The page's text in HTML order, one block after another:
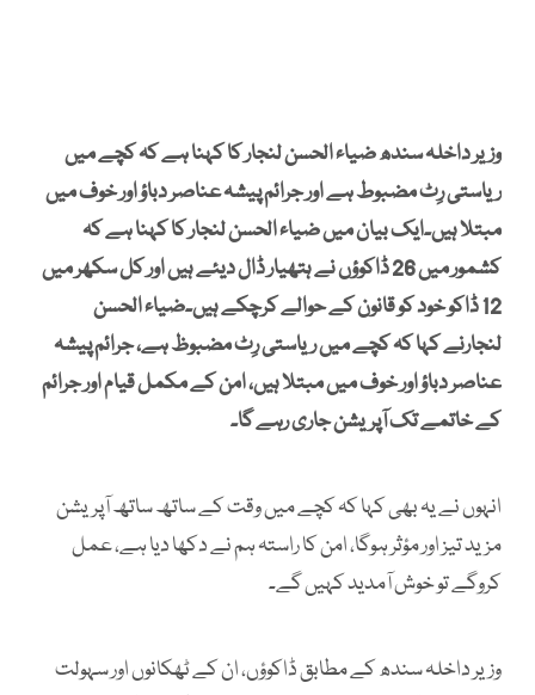
وزیر داخلہ سندھ ضیاء الحسن لنجار کا کہنا ہے کہ کچے میں
ریاستی رِٹ مضبوط ہے اور جرائم پیشہ عناصر دباؤ اور خوف میں
مبتلا ہیں۔ایک بیان میں ضیاء الحسن لنجار کا کہنا ہے کہ
کشمور میں 26 ڈاکوؤں نے ہتھیار ڈال دیئے ہیں اور کل سکھر میں
12 ڈاکو خود کو قانون کے حوالے کرچکے ہیں۔ضیاء الحسن
لنجارنے کہا کہ کچے میں ریاستی رِٹ مضبوظ ہے، جرائم پیشہ
عناصر دباؤ اور خوف میں مبتلا ہیں، امن کے مکمل قیام اور جرائم
کے خاتمے تک آپریشن جاری رہے گا۔
انہوں نے یہ بھی کہا کہ کچے میں وقت کے ساتھ ساتھ آپریشن
مزید تیز اور مؤثر ہوگا، امن کا راستہ ہم نے دکھا دیا ہے، عمل
کروگے تو خوش آمدید کہیں گے۔
وزیر داخلہ سندھ کے مطابق ڈاکوؤں، ان کے ٹھکانوں اور سہولت